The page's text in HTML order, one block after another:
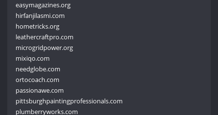
easymagazines.org
hirfanjilasmi.com
hometricks.org
leathercraftpro.com
microgridpower.org
mixiqo.com
needglobe.com
ortocoach.com
passionawe.com
pittsburghpaintingprofessionals.com
plumberryworks.com